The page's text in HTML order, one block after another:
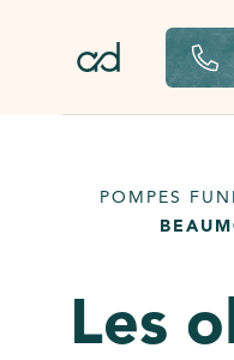
POMPES
Les